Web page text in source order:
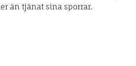
än tjänat sina sporrar.